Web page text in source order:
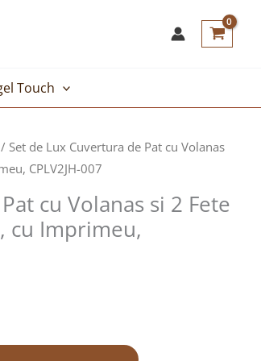
Touch
/ Set de Lux Cuvertura de Pat cu Volanas
CPLV2JH-007
cu Volanas si 2 Fete
cu Imprimeu,